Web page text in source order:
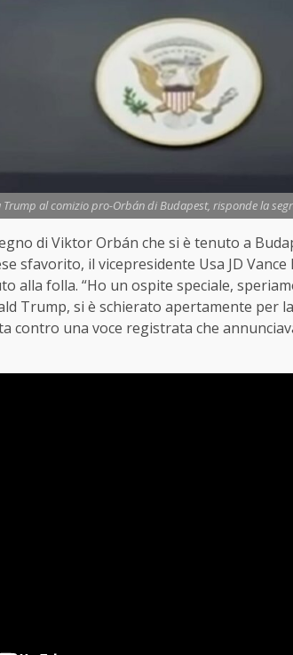
Trump al comizio pro-Orbán di Budapest, risponde la
di Viktor Orbán che si è tenuto a
sfavorito, il vicepresidente Usa JD
alla folla. “Ho un ospite speciale,
Trump, si è schierato apertamente per
contro una voce registrata che